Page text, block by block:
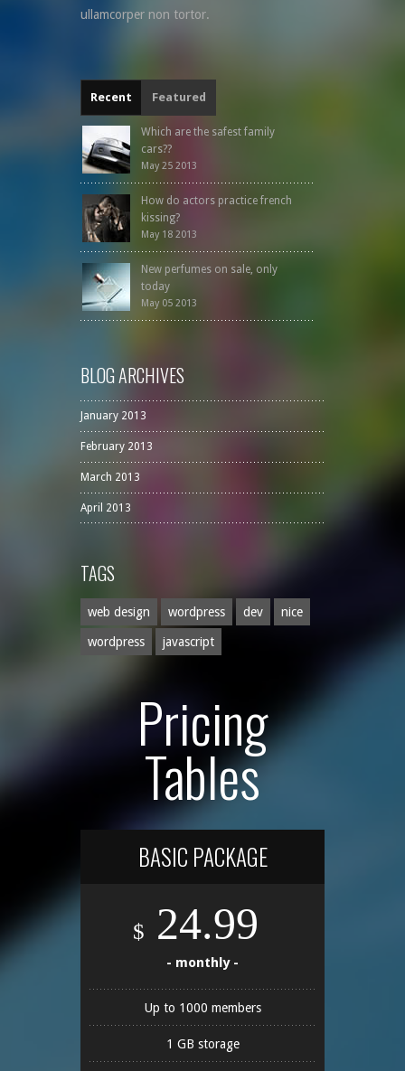
ullamcorper non tortor.
Recent Featured
Which are the safest family
cars??
May 25 2013
How do actors practice french
kissing?
May 18 2013
New perfumes on sale, only
today
May 05 2013
BLOG ARCHIVES
January 2013
February 2013
March 2013
April 2013
TAGS
web design wordpress dev nice
wordpress javascript
Pricing
Tables
BASIC PACKAGE
$ 24.99
- monthly -
Up to 1000 members
1 GB storage